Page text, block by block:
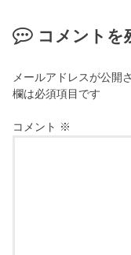
コメントを
メールアドレスが公開
欄は必須項目です
コメント ※